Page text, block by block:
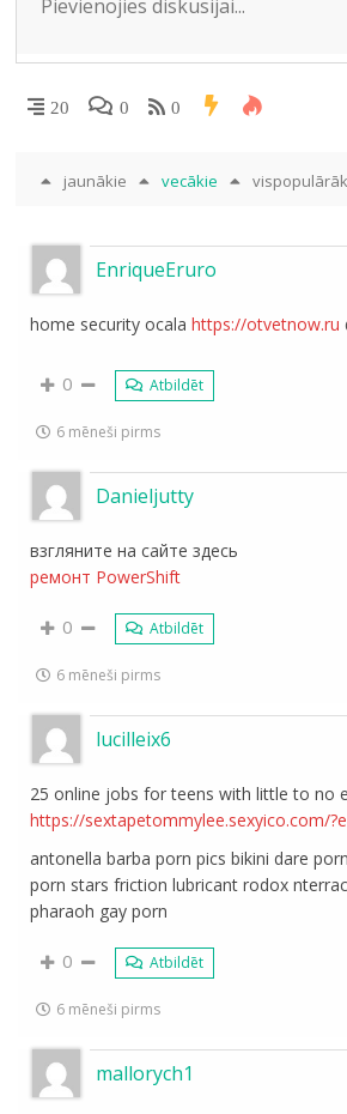
20 0 0
jaunākie vecākie
EnriqueEruro
home security ocalahttps://otvetnow.ru
0 Atbildēt
6 mēneši pirms
Danieljutty
взгляните на сайте здесь
ремонт PowerShift
0 Atbildēt
6 mēneši pirms
lucilleix6
25 online jobs for teens with little to no
https://sextapetommylee.sexyico.com/
antonella barba porn pics bikini dare
porn stars friction lubricant rodox
pharaoh gay porn
0 Atbildēt
6 mēneši pirms
mallorych1